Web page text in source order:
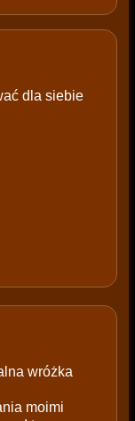
dla siebie
wróżka
moimi